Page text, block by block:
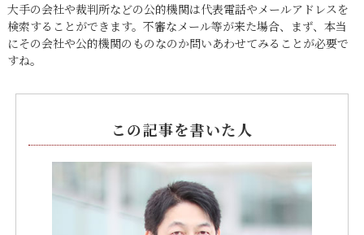
大手の会社や裁判所などの公的機関は代表電話やメールアドレスを
検索することができます。不審なメール等が来た場合、まず、本当
にその会社や公的機関のものなのか問いあわせてみることが必要で
すね。
この記事を書いた人